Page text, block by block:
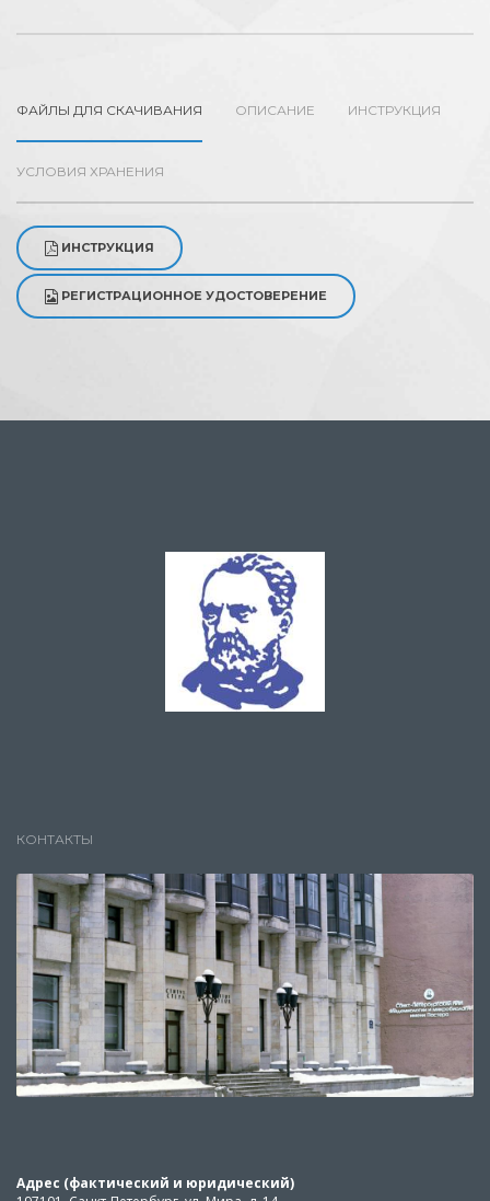
ФАЙЛЫ ДЛЯ СКАЧИВАНИЯ ОПИСАНИЕ ИНСТРУКЦИЯ
УСЛОВИЯ ХРАНЕНИЯ
ИНСТРУКЦИЯ
РЕГИСТРАЦИОННОЕ УДОСТОВЕРЕНИЕ
КОНТАКТЫ
Адрес (фактический и юридический)